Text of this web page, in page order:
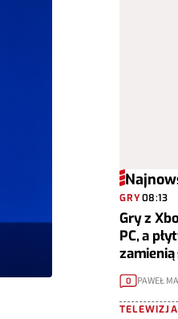
GRY08:13
Gry z
PC, a
zamienią
Cardy
0 PAWEŁ